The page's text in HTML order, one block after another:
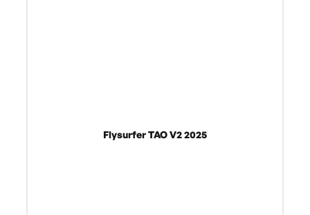
Flysurfer TAO V2 2025